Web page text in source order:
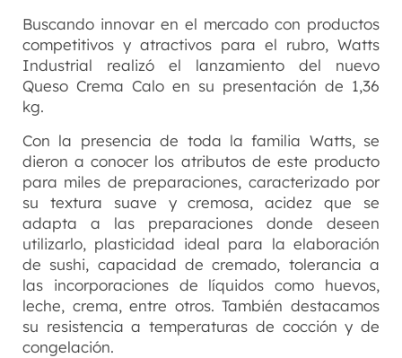
Buscando innovar en el mercado con productos
competitivos y atractivos para el rubro, Watts
Industrial realizó el lanzamiento del nuevo
Queso Crema Calo en su presentación de 1,36
kg.
Con la presencia de toda la familia Watts, se
dieron a conocer los atributos de este producto
para miles de preparaciones, caracterizado por
su textura suave y cremosa, acidez que se
adapta a las preparaciones donde deseen
utilizarlo, plasticidad ideal para la elaboración
de sushi, capacidad de cremado, tolerancia a
las incorporaciones de líquidos como huevos,
leche, crema, entre otros. También destacamos
su resistencia a temperaturas de cocción y de
congelación.